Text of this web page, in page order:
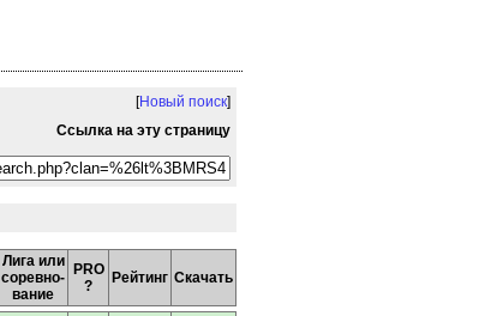
[Новый поиск]
Ссылка на эту страницу
Лига или
соревно-
вание
PRO
?
Рейтинг Скачать